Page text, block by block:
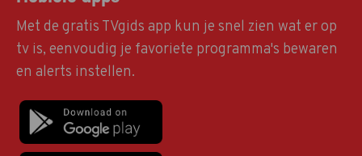
Met de gratis TVgids app kun je snel zien wat er op
tv is, eenvoudig je favoriete programma's bewaren
en alerts instellen.